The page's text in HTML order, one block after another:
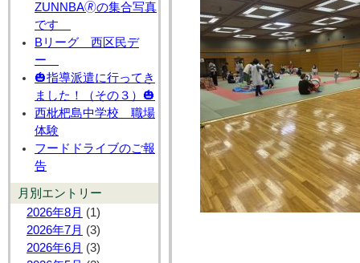
ZUNNBA🄬の集合写真
です
Bリーグ 西区民デ
ー
🎃指導派遣に行ってき
ました！（その３）🎃
西枇杷島中学校 職場
体験
フードドライブのご報
告
月別エントリー
2026年8月 (1)
2026年7月 (3)
2026年6月 (3)